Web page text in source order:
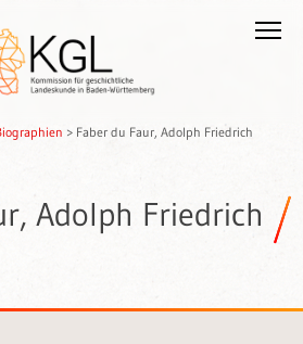
> Faber du Faur, Adolph Friedrich
Adolph Friedrich